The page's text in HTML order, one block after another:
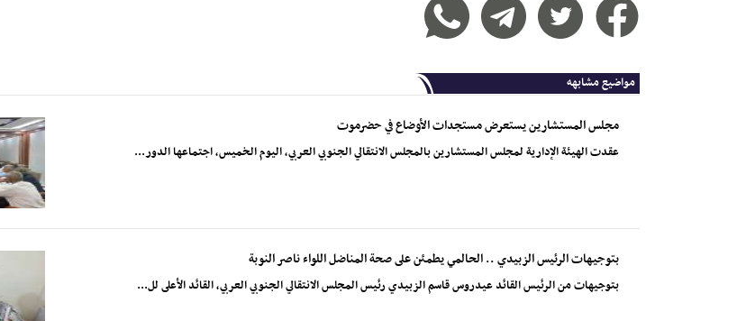
مواضيع مشابهه
مجلس المستشارين يستعرض مستجدات الأوضاع في حضرموت
عقدت الهيئة الإدارية لمجلس المستشارين بالمجلس الانتقالي الجنوبي العربي، اليوم الخميس، اجتماعها الدور...
بتوجيهات الرئيس الزبيدي .. الحالمي يطمئن على صحة المناضل اللواء ناصر النوبة
بتوجيهات من الرئيس القائد عيدروس قاسم الزبيدي رئيس المجلس الانتقالي الجنوبي العربي، القائد الأعلى لل...